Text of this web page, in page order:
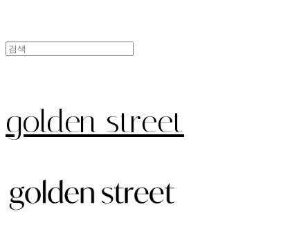
golden street